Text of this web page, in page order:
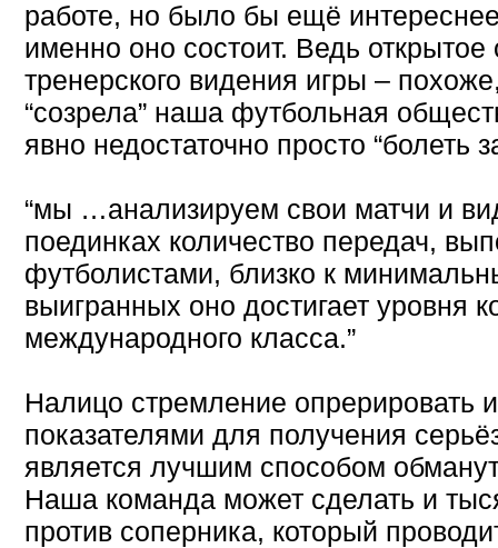
работе, но было бы ещё
именно оно состоит. Ведь
тренерского видения игры –
“созрела” наша футбольная
явно недостаточно проcто “болеть
“мы …анализируем свои матчи и
поединках количество передач,
футболистами, близко к
выигранных оно достигает уровня
международного класса.”
Налицо стремление опрерировать
показателями для получения
является лучшим способом
Наша команда может сделать и
против соперника, который